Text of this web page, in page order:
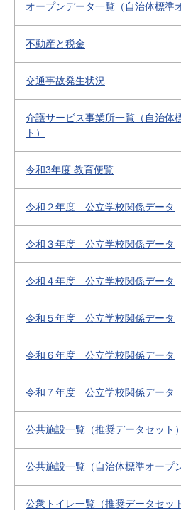
オープンデータ一覧（自治体標準
不動産と税金
交通事故発生状況
介護サービス事業所一覧（自治体
ト）
令和3年度 教育便覧
令和２年度 公立学校関係データ
令和３年度 公立学校関係データ
令和４年度 公立学校関係データ
令和５年度 公立学校関係データ
令和６年度 公立学校関係データ
令和７年度 公立学校関係データ
公共施設一覧（推奨データセット）
公共施設一覧（自治体標準オープ
公衆トイレ一覧（推奨データセッ